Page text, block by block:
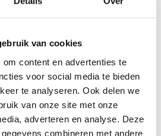
van cookies
content en advertenties te
voor social media te bieden
te analyseren. Ook delen we
van onze site met onze
adverteren en analyse. Deze
combineren met andere